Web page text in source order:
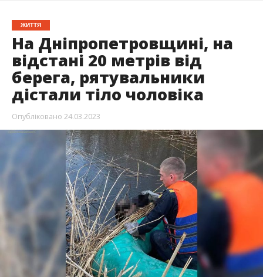
ЖИТТЯ
На Дніпропетровщині, на
відстані 20 метрів від
берега, рятувальники
дістали тіло чоловіка
Опубліковано 24.03.2023